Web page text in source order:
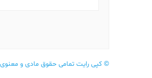
© کپی رایت تمامی حقوق مادی و